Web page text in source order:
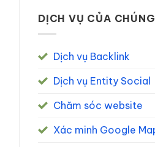
DỊCH VỤ CỦA
Dịch vụ Backlink
Dịch vụ Entity Social
Chăm sóc website
Xác minh Google